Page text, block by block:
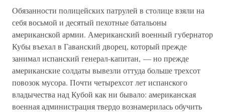
Обязанности полицейских патрулей в столице взяли на
себя восьмой и десятый пехотные батальоны
американской армии. Американский военный губернатор
Кубы въехал в Гаванский дворец, который прежде
занимал испанский генерал-капитан, — но прежде
американские солдаты вывезли оттуда больше трехсот
повозок мусора. Почти четырехсот лет испанского
владычества над Кубой как ни бывало: американская
военная администрация твердо вознамерилась обучить